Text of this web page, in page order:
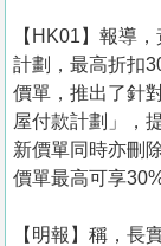
【HK01】報導
計劃，最高折扣
價單，推出了針
屋付款計劃」，
新價單同時亦刪
價單最高可享
【明報】稱，長